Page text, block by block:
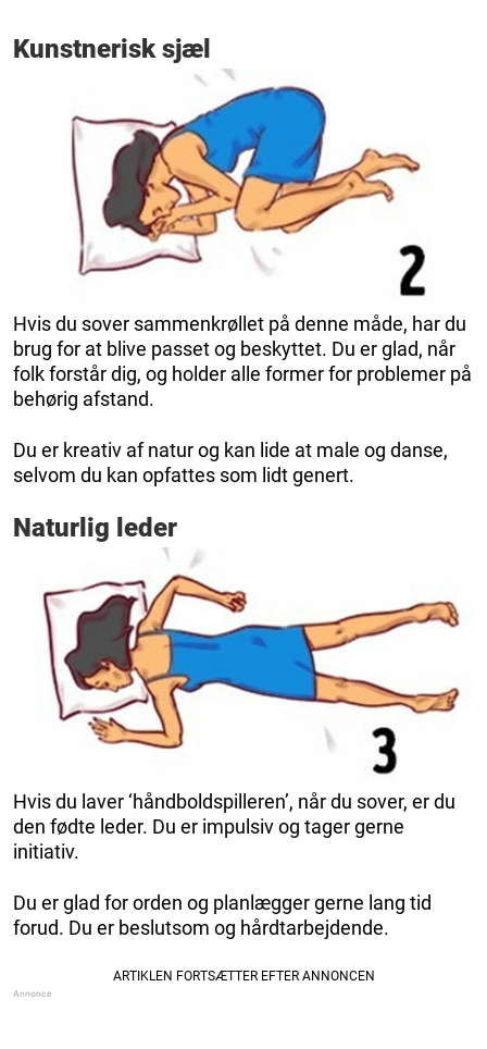
Kunstnerisk sjæl
Hvis du sover sammenkrøllet på denne måde, har du
brug for at blive passet og beskyttet. Du er glad, når
folk forstår dig, og holder alle former for problemer på
behørig afstand.
Du er kreativ af natur og kan lide at male og danse,
selvom du kan opfattes som lidt genert.
Naturlig leder
Hvis du laver ‘håndboldspilleren’, når du sover, er du
den fødte leder. Du er impulsiv og tager gerne
initiativ.
Du er glad for orden og planlægger gerne lang tid
forud. Du er beslutsom og hårdtarbejdende.